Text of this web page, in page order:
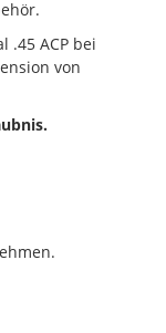
.45 ACP bei
von